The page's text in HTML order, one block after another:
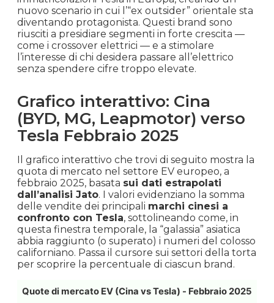
nuovo scenario in cui l’“ex outsider” orientale sta
diventando protagonista. Questi brand sono
riusciti a presidiare segmenti in forte crescita —
come i crossover elettrici — e a stimolare
l’interesse di chi desidera passare all’elettrico
senza spendere cifre troppo elevate.
Grafico interattivo: Cina
(BYD, MG, Leapmotor) verso
Tesla Febbraio 2025
Il grafico interattivo che trovi di seguito mostra la
quota di mercato nel settore EV europeo, a
febbraio 2025, basata sui dati estrapolati
dall’analisi Jato. I valori evidenziano la somma
delle vendite dei principali marchi cinesi a
confronto con Tesla, sottolineando come, in
questa finestra temporale, la “galassia” asiatica
abbia raggiunto (o superato) i numeri del colosso
californiano. Passa il cursore sui settori della torta
per scoprire la percentuale di ciascun brand.
Quote di mercato EV (Cina vs Tesla) - Febbraio 2025